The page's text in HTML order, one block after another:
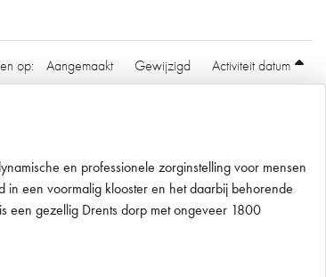
op: Aangemaakt Gewijzigd Activiteit datum
en professionele zorginstelling voor mensen
in een voormalig klooster en het daarbij behorende
een gezellig Drents dorp met ongeveer 1800